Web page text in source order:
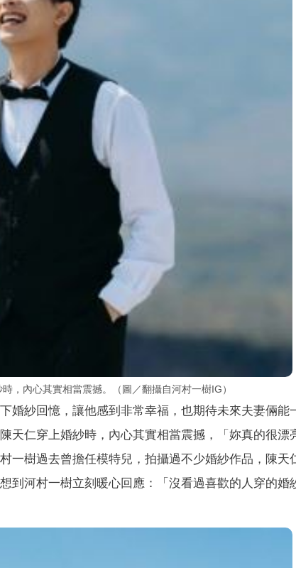
，內心其實相當震撼。（圖／翻攝自河村一樹IG）
婚紗回憶，讓他感到非常幸福，也期待未來夫妻倆能
天仁穿上婚紗時，內心其實相當震撼，「妳真的很漂
一樹過去曾擔任模特兒，拍攝過不少婚紗作品，陳天
到河村一樹立刻暖心回應：「沒看過喜歡的人穿的婚